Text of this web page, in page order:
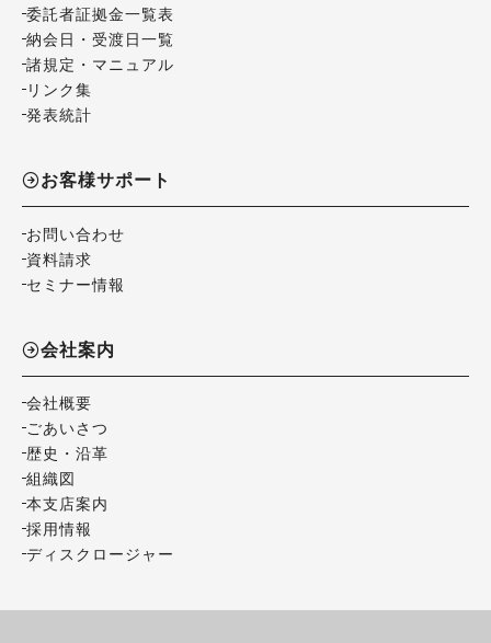
委託者証拠金一覧表
納会日・受渡日一覧
諸規定・マニュアル
リンク集
発表統計
お客様サポート
お問い合わせ
資料請求
セミナー情報
会社案内
会社概要
ごあいさつ
歴史・沿革
組織図
本支店案内
採用情報
ディスクロージャー